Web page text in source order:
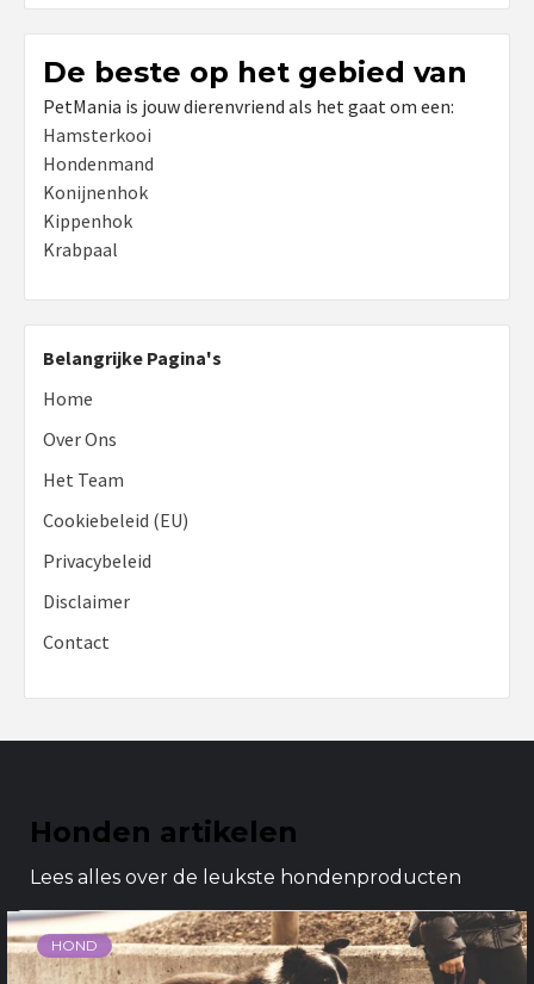
De beste op het gebied van
PetMania is jouw dierenvriend als het gaat om een:
Hamsterkooi
Hondenmand
Konijnenhok
Kippenhok
Krabpaal
Belangrijke Pagina's
Home
Over Ons
Het Team
Cookiebeleid (EU)
Privacybeleid
Disclaimer
Contact
Honden artikelen
Lees alles over de leukste hondenproducten
HOND